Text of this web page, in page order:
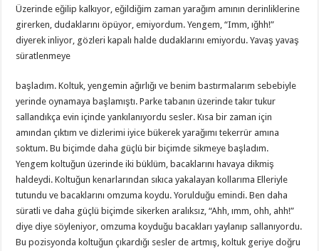
Üzerinde eğilip kalkıyor, eğildiğim zaman yarağım amının derinliklerine
girerken, dudaklarını öpüyor, emiyordum. Yengem, “Imm, ığhh!”
diyerek inliyor, gözleri kapalı halde dudaklarını emiyordu. Yavaş yavaş
süratlenmeye
başladım. Koltuk, yengemin ağırlığı ve benim bastırmalarım sebebiyle
yerinde oynamaya başlamıştı. Parke tabanın üzerinde takır tukur
sallandıkça evin içinde yankılanıyordu sesler. Kısa bir zaman için
amından çıktım ve dizlerimi iyice bükerek yarağımı tekerrür amına
soktum. Bu biçimde daha güçlü bir biçimde sikmeye başladım.
Yengem koltuğun üzerinde iki büklüm, bacaklarını havaya dikmiş
haldeydi. Koltuğun kenarlarından sıkıca yakalayan kollarıma Elleriyle
tutundu ve bacaklarını omzuma koydu. Yorulduğu emindi. Ben daha
süratli ve daha güçlü biçimde sikerken aralıksız, “Ahh, ımm, ohh, ahh!”
diye diye söyleniyor, omzuma koyduğu bacakları yaylanıp sallanıyordu.
Bu pozisyonda koltuğun çıkardığı sesler de artmış, koltuk geriye doğru